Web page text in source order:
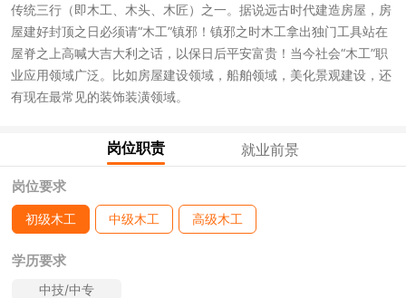
传统三行（即木工、木头、木匠）之一。据说远古时代建造房屋，房
屋建好封顶之日必须请“木工”镇邪！镇邪之时木工拿出独门工具站在
屋脊之上高喊大吉大利之话，以保日后平安富贵！当今社会“木工”职
业应用领域广泛。比如房屋建设领域，船舶领域，美化景观建设，还
有现在最常见的装饰装潢领域。
岗位职责 就业前景
岗位要求
初级木工 中级木工 高级木工
学历要求
中技/中专